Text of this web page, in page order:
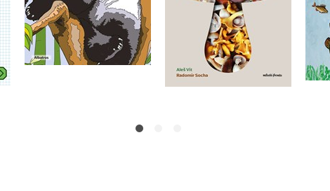
Do košíku Do košíku
449 Kč
359 Kč